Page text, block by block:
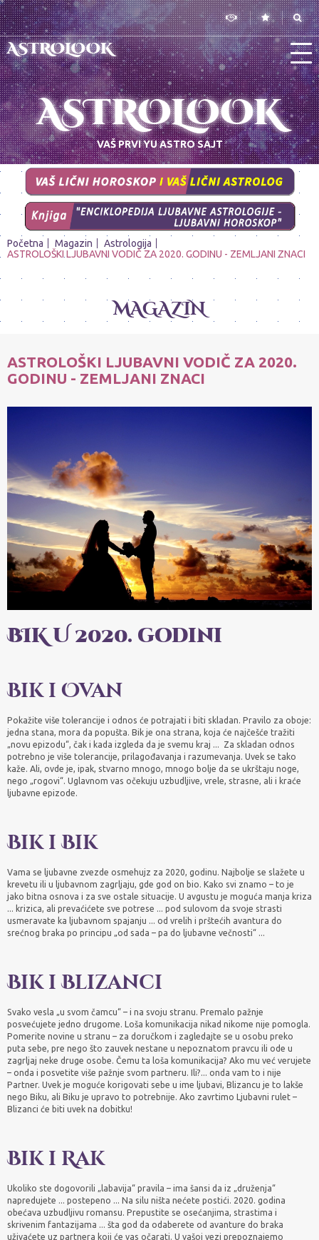
ASTROLOOK
ASTROLOOK
VAŠ PRVI YU ASTRO SAJT
Početna Magazin
Astrologija
ASTROLOŠKI LJUBAVNI VODIČ ZA 2020. GODINU - ZEMLJANI ZNACI
MAGAZIN
ASTROLOŠKI LJUBAVNI VODIČ ZA 2020.
GODINU - ZEMLJANI ZNACI
BIK U 2020. godini
Bik i Ovan
Pokažite više tolerancije i odnos će potrajati i biti skladan. Pravilo za oboje:
jedna stana, mora da popušta. Bik je ona strana, koja će najčešće tražiti
„novu epizodu“, čak i kada izgleda da je svemu kraj ... Za skladan odnos
potrebno je više tolerancije, prilagođavanja i razumevanja. Uvek se tako
kaže. Ali, ovde je, ipak, stvarno mnogo, mnogo bolje da se ukrštaju noge,
nego „rogovi“. Uglavnom vas očekuju uzbudljive, vrele, strasne, ali i kraće
ljubavne epizode.
Bik i Bik
Vama se ljubavne zvezde osmehujz za 2020, godinu. Najbolje se slažete u
krevetu ili u ljubavnom zagrljaju, gde god on bio. Kako svi znamo – to je
jako bitna osnova i za sve ostale situacije. U avgustu je moguća manja kriza
... krizica, ali prevaćićete sve potrese ... pod sulovom da svoje strasti
usmeravate ka ljubavnom spajanju ... od vrelih i prštećih avantura do
srećnog braka po principu „od sada – pa do ljubavne večnosti“ ...
Bik i Blizanci
Svako vesla „u svom čamcu“ – i na svoju stranu. Premalo pažnje
posvećujete jedno drugome. Loša komunikacija nikad nikome nije pomogla.
Pomerite novine u stranu – za doručkom i zagledajte se u osobu preko
puta sebe, pre nego što zauvek nestane u nepoznatom pravcu ili ode u
zagrljaj neke druge osobe. Čemu ta loša komunikacija? Ako mu već verujete
– onda i posvetite više pažnje svom partneru. Ili?... onda vam to i nije
Partner. Uvek je moguće korigovati sebe u ime ljubavi, Blizancu je to lakše
nego Biku, ali Biku je upravo to potrebnije. Ako zavrtimo Ljubavni rulet –
Blizanci će biti uvek na dobitku!
Bik i Rak
Ukoliko ste dogovorili „labavija“ pravila – ima šansi da iz „druženja“
napredujete ... postepeno ... Na silu ništa nećete postići. 2020. godina
obećava uzbudljivu romansu. Prepustite se osećanjima, strastima i
skrivenim fantazijama ... šta god da odaberete od avanture do braka
uživaćete uz partnera koji će vas očarati. U vašoj vezi prepoznajemo